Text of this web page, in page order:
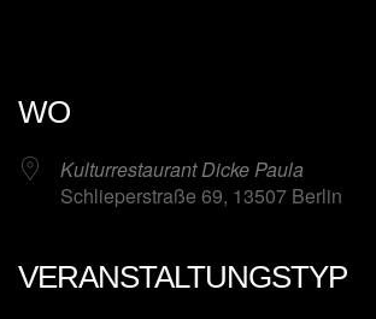
WO
Kulturrestaurant Dicke Paula
Schlieperstraße 69, 13507 Berlin
VERANSTALTUNGSTYP